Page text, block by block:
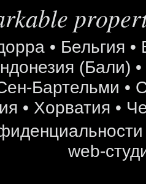
• Бельгия •
(Бали) •
Бартельми •
• Хорватия •
web-